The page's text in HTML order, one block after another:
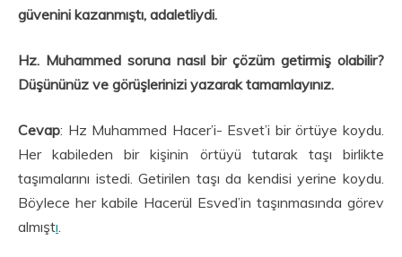
güvenini kazanmıştı, adaletliydi.
Hz. Muhammed soruna nasıl bir çözüm getirmiş olabilir?
Düşününüz ve görüşlerinizi yazarak tamamlayınız.
Cevap: Hz Muhammed Hacer’i- Esvet’i bir örtüye koydu.
Her kabileden bir kişinin örtüyü tutarak taşı birlikte
taşımalarını istedi. Getirilen taşı da kendisi yerine koydu.
Böylece her kabile Hacerül Esved’in taşınmasında görev
almıştı.